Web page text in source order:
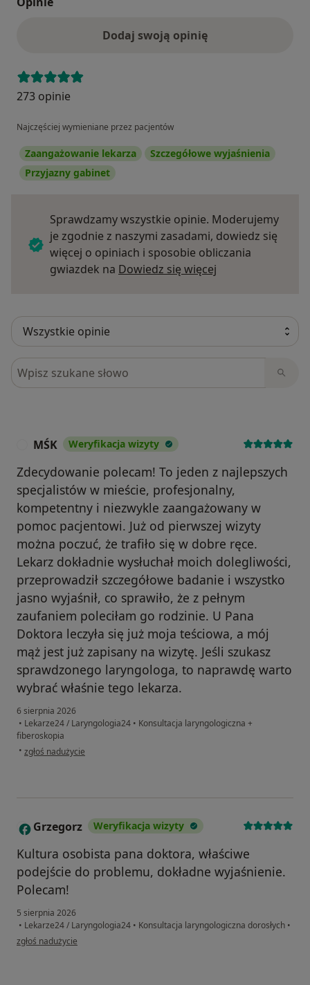
Dodaj swoją opinię
273 opinie
Najczęściej wymieniane przez pacjentów
Zaangażowanie lekarza
Szczegółowe wyjaśnienia
Przyjazny gabinet
Sprawdzamy wszystkie opinie. Moderujemy
je zgodnie z naszymi zasadami, dowiedz się
więcej o opiniach i sposobie obliczania
gwiazdek na Dowiedz się więcej
Szukaj w opiniach
MŚK Weryfikacja wizyty
Zdecydowanie polecam! To jeden z najlepszych
specjalistów w mieście, profesjonalny,
kompetentny i niezwykle zaangażowany w
pomoc pacjentowi. Już od pierwszej wizyty
można poczuć, że trafiło się w dobre ręce.
Lekarz dokładnie wysłuchał moich dolegliwości,
przeprowadził szczegółowe badanie i wszystko
jasno wyjaśnił, co sprawiło, że z pełnym
zaufaniem poleciłam go rodzinie. U Pana
Doktora leczyła się już moja teściowa, a mój
mąż jest już zapisany na wizytę. Jeśli szukasz
sprawdzonego laryngologa, to naprawdę warto
wybrać właśnie tego lekarza.
6 sierpnia 2026
• Lekarze24 / Laryngologia24 • Konsultacja laryngologiczna +
fiberoskopia
• w opinii użytkownika MŚK
zgłoś nadużycie
G Grzegorz Weryfikacja wizyty
Kultura osobista pana doktora, właściwe
podejście do problemu, dokładne wyjaśnienie.
Polecam!
5 sierpnia 2026
• Lekarze24 / Laryngologia24 • Konsultacja laryngologiczna dorosłych •
w opinii użytkownika Grzegorz
zgłoś nadużycie